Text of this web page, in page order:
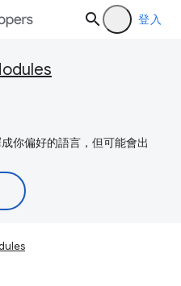
登入
你偏好的語言，但可能會出